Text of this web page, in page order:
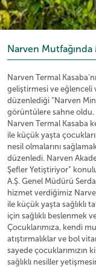
Narven
Narven Termal
geliştirmesi ve eğlenceli
düzenlediği “Narven
görüntülere sahne oldu.
Narven Termal Kasaba
ile küçük yaşta
nesil olmalarını
düzenledi. Narven
Şefler Yetiştiriyor”
A.Ş. Genel Müdürü
hizmet verdiğimiz
ile küçük yaşta sağlıklı
için sağlıklı beslenmek
Çocuklarımıza, kendi
atıştırmalıklar ve bol
sayede çocuklarımızın
sağlıklı nesiller